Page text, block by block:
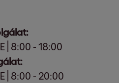
| 8:00 - 18:00
| 8:00 - 20:00